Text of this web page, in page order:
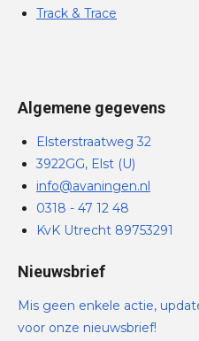
Track & Trace
Algemene gegevens
Elsterstraatweg 32
3922GG, Elst (U)
info@avaningen.nl
0318 - 47 12 48
KvK Utrecht 89753291
Nieuwsbrief
Mis geen enkele actie,
voor onze nieuwsbrief!